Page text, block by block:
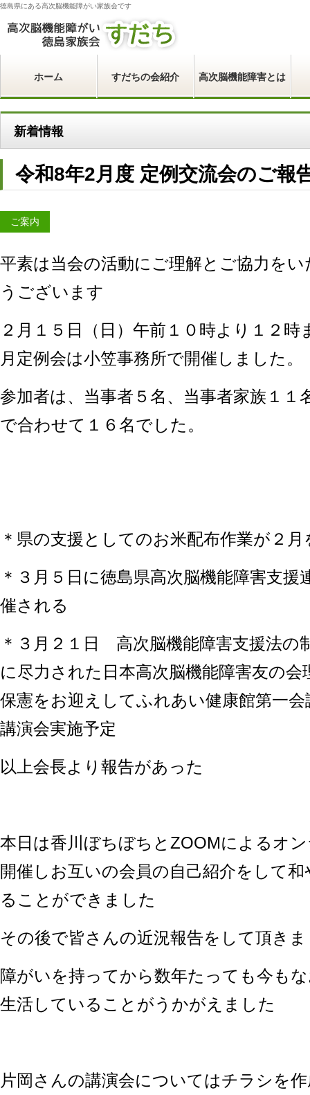
徳島県にある高次脳機能障がい家族会です
ホーム すだちの会紹介 高次脳機能障害とは
新着情報
令和8年2月度 定例交流会のご報
ご案内
平素は当会の活動にご理解とご協力を
うございます
２月１５日（日）午前１０時より１２
月定例会は小笠事務所で開催しました。
参加者は、当事者５名、当事者家族１１
で合わせて１６名でした。
＊県の支援としてのお米配布作業が２
＊３月５日に徳島県高次脳機能障害支援
催される
＊３月２１日 高次脳機能障害支援法の
に尽力された日本高次脳機能障害友の会
保憲をお迎えしてふれあい健康館第一会
講演会実施予定
以上会長より報告があった
本日は香川ぼちぼちとZOOMによるオ
開催しお互いの会員の自己紹介をして
ることができました
その後で皆さんの近況報告をして頂き
障がいを持ってから数年たっても今も
生活していることがうかがえました
片岡さんの講演会についてはチラシを